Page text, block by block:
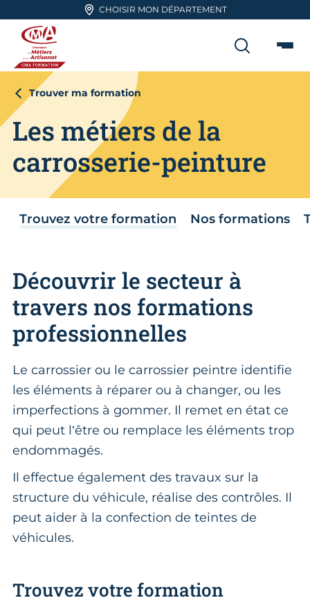
Aller en haut de pageCHOISIR MON DÉPARTEMENT
CMA FORMATION
Trouver ma formation
Les métiers de la
carrosserie-peinture
Trouvez votre formation Nos formations
Découvrir le secteur à
travers nos formations
professionnelles
Le carrossier ou le carrossier peintre identifie
les éléments à réparer ou à changer, ou les
imperfections à gommer. Il remet en état ce
qui peut l’être ou remplace les éléments trop
endommagés.
Il effectue également des travaux sur la
structure du véhicule, réalise des contrôles. Il
peut aider à la confection de teintes de
véhicules.
Trouvez votre formation